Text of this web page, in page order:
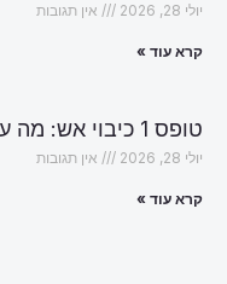
יולי 28, 2026 אין תגובות
קרא עוד »
טופס 1 כיבוי אש: מה עלול לעכב את האישור?
יולי 28, 2026 אין תגובות
קרא עוד »